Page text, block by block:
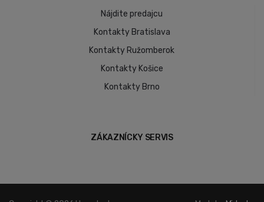
Nájdite predajcu
Kontakty Bratislava
Kontakty Ružomberok
Kontakty Košice
Kontakty Brno
ZÁKAZNÍCKY SERVIS